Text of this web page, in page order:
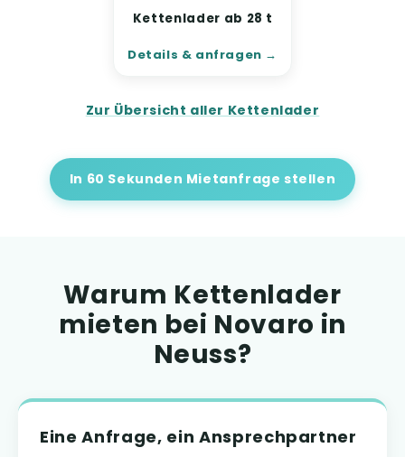
Kettenlader ab 28 t
Details & anfragen
Zur Übersicht aller Kettenlader
In 60 Sekunden Mietanfrage stellen
Warum Kettenlader
mieten bei Novaro in
Neuss?
Eine Anfrage, ein Ansprechpartner